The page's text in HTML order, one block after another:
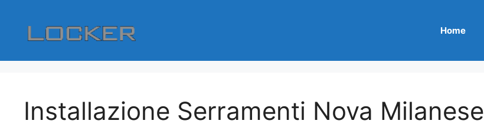
contenuto
Home
Installazione Serramenti Nova Milanese